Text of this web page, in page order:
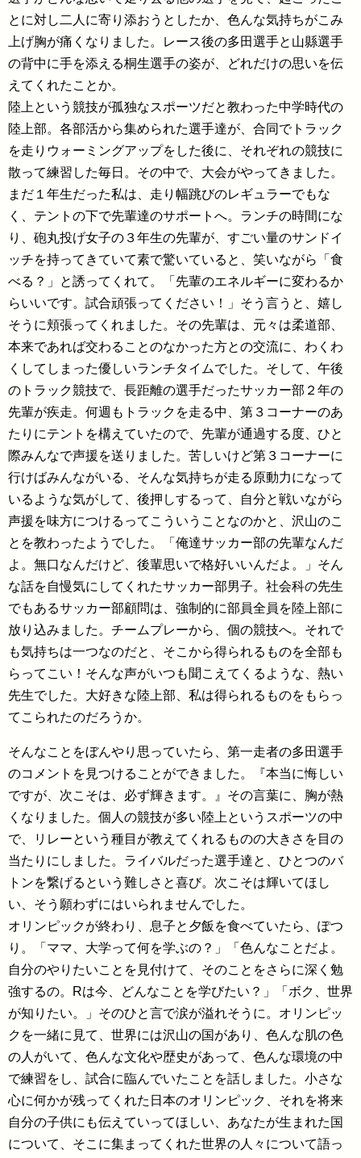
とに対し二人に寄り添おうとしたか、色んな気持ちがこみ
上げ胸が痛くなりました。レース後の多田選手と山縣選手
の背中に手を添える桐生選手の姿が、どれだけの思いを伝
えてくれたことか。
陸上という競技が孤独なスポーツだと教わった中学時代の
陸上部。各部活から集められた選手達が、合同でトラック
を走りウォーミングアップをした後に、それぞれの競技に
散って練習した毎日。その中で、大会がやってきました。
まだ１年生だった私は、走り幅跳びのレギュラーでもな
く、テントの下で先輩達のサポートへ。ランチの時間にな
り、砲丸投げ女子の３年生の先輩が、すごい量のサンドイ
ッチを持ってきていて素で驚いていると、笑いながら「食
べる？」と誘ってくれて。「先輩のエネルギーに変わるか
らいいです。試合頑張ってください！」そう言うと、嬉し
そうに頬張ってくれました。その先輩は、元々は柔道部、
本来であれば交わることのなかった方との交流に、わくわ
くしてしまった優しいランチタイムでした。そして、午後
のトラック競技で、長距離の選手だったサッカー部２年の
先輩が疾走。何週もトラックを走る中、第３コーナーのあ
たりにテントを構えていたので、先輩が通過する度、ひと
際みんなで声援を送りました。苦しいけど第３コーナーに
行けばみんながいる、そんな気持ちが走る原動力になって
いるような気がして、後押しするって、自分と戦いながら
声援を味方につけるってこういうことなのかと、沢山のこ
とを教わったようでした。「俺達サッカー部の先輩なんだ
よ。無口なんだけど、後輩思いで格好いいんだよ。」そん
な話を自慢気にしてくれたサッカー部男子。社会科の先生
でもあるサッカー部顧問は、強制的に部員全員を陸上部に
放り込みました。チームプレーから、個の競技へ。それで
も気持ちは一つなのだと、そこから得られるものを全部も
らってこい！そんな声がいつも聞こえてくるような、熱い
先生でした。大好きな陸上部、私は得られるものをもらっ
てこられたのだろうか。
そんなことをぼんやり思っていたら、第一走者の多田選手
のコメントを見つけることができました。『本当に悔しい
ですが、次こそは、必ず輝きます。』その言葉に、胸が熱
くなりました。個人の競技が多い陸上というスポーツの中
で、リレーという種目が教えてくれるものの大きさを目の
当たりにしました。ライバルだった選手達と、ひとつのバ
トンを繋げるという難しさと喜び。次こそは輝いてほし
い、そう願わずにはいられませんでした。
オリンピックが終わり、息子と夕飯を食べていたら、ぽつ
り。「ママ、大学って何を学ぶの？」「色んなことだよ。
自分のやりたいことを見付けて、そのことをさらに深く勉
強するの。Rは今、どんなことを学びたい？」「ボク、世界
が知りたい。」そのひと言で涙が溢れそうに。オリンピッ
クを一緒に見て、世界には沢山の国があり、色んな肌の色
の人がいて、色んな文化や歴史があって、色んな環境の中
で練習をし、試合に臨んでいたことを話しました。小さな
心に何かが残ってくれた日本のオリンピック、それを将来
自分の子供にも伝えていってほしい、あなたが生まれた国
について、そこに集まってくれた世界の人々について語っ